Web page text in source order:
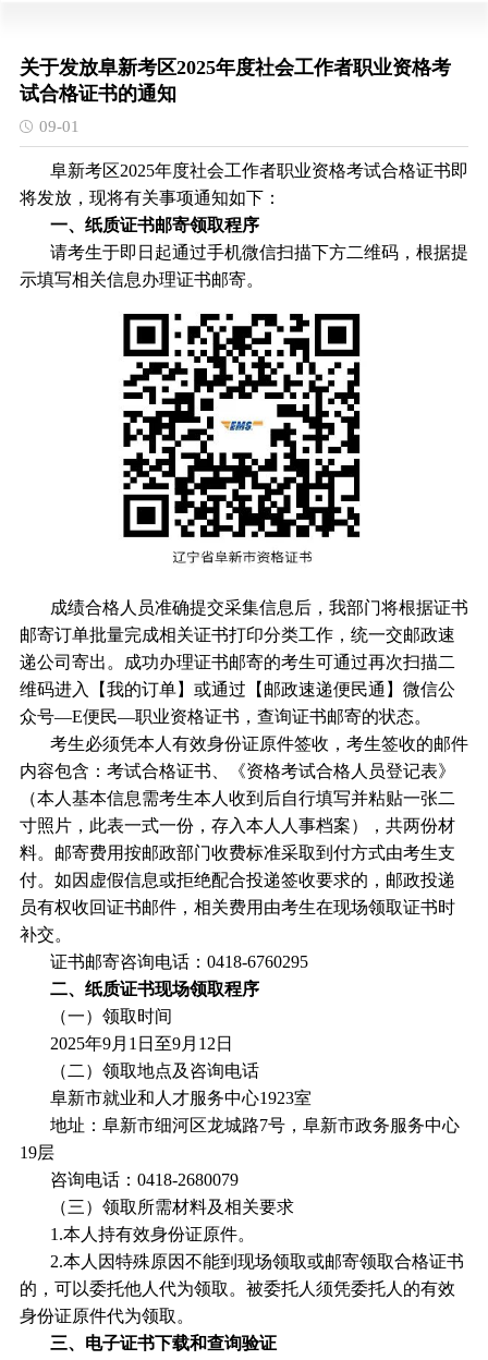
关于发放阜新考区2025年度社会工作者职业资格考
试合格证书的通知
09-01
阜新考区2025年度社会工作者职业资格考试合格证书即
将发放，现将有关事项通知如下：
一、纸质证书邮寄领取程序
请考生于即日起通过手机微信扫描下方二维码，根据提
示填写相关信息办理证书邮寄。
成绩合格人员准确提交采集信息后，我部门将根据证书
邮寄订单批量完成相关证书打印分类工作，统一交邮政速
递公司寄出。成功办理证书邮寄的考生可通过再次扫描二
维码进入【我的订单】或通过【邮政速递便民通】微信公
众号—E便民—职业资格证书，查询证书邮寄的状态。
考生必须凭本人有效身份证原件签收，考生签收的邮件
内容包含：考试合格证书、《资格考试合格人员登记表》
（本人基本信息需考生本人收到后自行填写并粘贴一张二
寸照片，此表一式一份，存入本人人事档案），共两份材
料。邮寄费用按邮政部门收费标准采取到付方式由考生支
付。如因虚假信息或拒绝配合投递签收要求的，邮政投递
员有权收回证书邮件，相关费用由考生在现场领取证书时
补交。
证书邮寄咨询电话：0418-6760295
二、纸质证书现场领取程序
（一）领取时间
2025年9月1日至9月12日
（二）领取地点及咨询电话
阜新市就业和人才服务中心1923室
地址：阜新市细河区龙城路7号，阜新市政务服务中心
19层
咨询电话：0418-2680079
（三）领取所需材料及相关要求
1.本人持有效身份证原件。
2.本人因特殊原因不能到现场领取或邮寄领取合格证书
的，可以委托他人代为领取。被委托人须凭委托人的有效
身份证原件代为领取。
三、电子证书下载和查询验证